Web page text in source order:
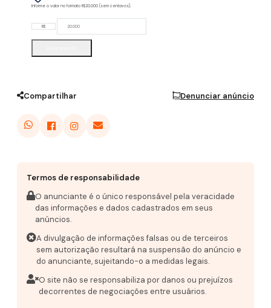
Informe o valor no formato R$20.000 (sem centavos).
R$
Compartilhar Denunciar anúncio
Termos de responsabilidade
O anunciante é o único responsável pela veracidade
das informações e dados cadastrados em seus
anúncios.
A divulgação de informações falsas ou de terceiros
sem autorização resultará na suspensão do anúncio e
do anunciante, sujeitando-o a medidas legais.
O site não se responsabiliza por danos ou prejuízos
decorrentes de negociações entre usuários.